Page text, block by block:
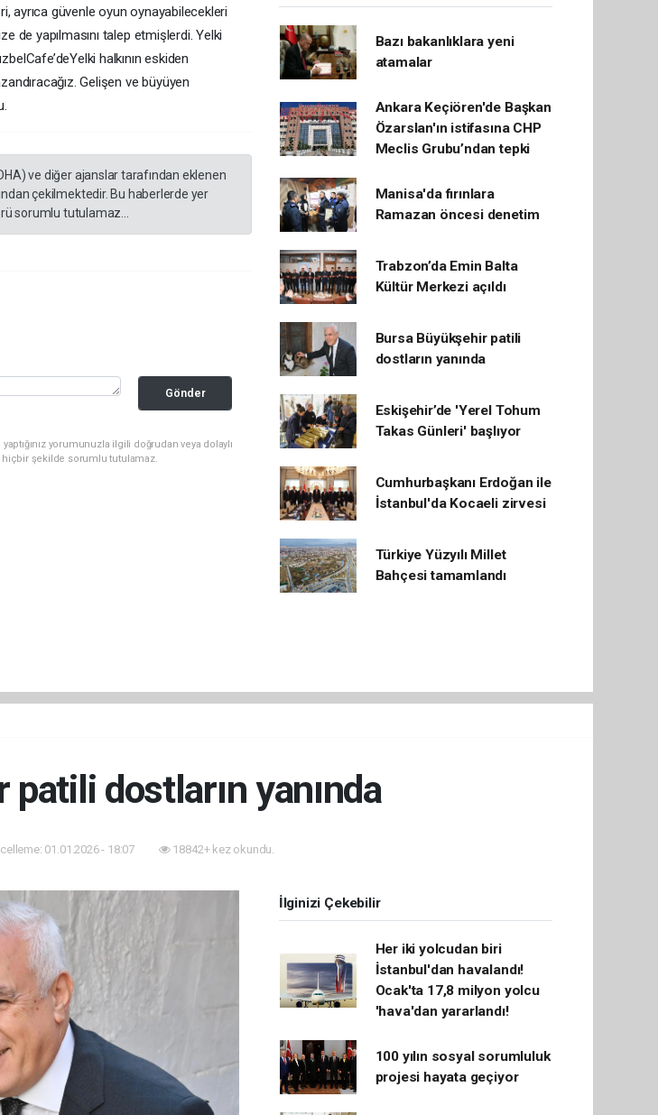
ayrıca güvenle oyun oynayabilecekleri
de yapılmasını talep etmişlerdi. Yelki
halkının eskiden
Gelişen ve büyüyen
ve diğer ajanslar tarafından eklenen
çekilmektedir. Bu haberlerde yer
sorumlu tutulamaz...
Gönder
yorumunuzla ilgili doğrudan veya dolaylı
hiçbir şekilde sorumlu tutulamaz.
Bazı bakanlıklara yeni
atamalar
Ankara Keçiören'de Başkan
Özarslan'ın istifasına CHP
Meclis Grubu’ndan tepki
Manisa'da fırınlara
Ramazan öncesi denetim
Trabzon’da Emin Balta
Kültür Merkezi açıldı
Bursa Büyükşehir patili
dostların yanında
Eskişehir’de 'Yerel Tohum
Takas Günleri' başlıyor
Cumhurbaşkanı Erdoğan ile
İstanbul'da Kocaeli zirvesi
Türkiye Yüzyılı Millet
Bahçesi tamamlandı
dostların yanında
01.01.2026 - 18:07 18842+ kez okundu.
İlginizi Çekebilir
Her iki yolcudan biri
İstanbul'dan havalandı!
Ocak'ta 17,8 milyon yolcu
'hava'dan yararlandı!
100 yılın sosyal sorumluluk
projesi hayata geçiyor